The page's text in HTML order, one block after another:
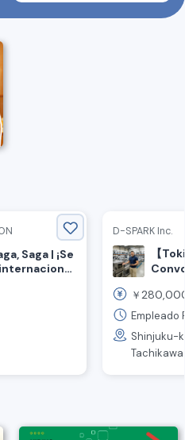
Saga | ¡Se
de carne
D-SPARK Inc.
【
￥
Empleado
Shinjuku-
Tachikawa